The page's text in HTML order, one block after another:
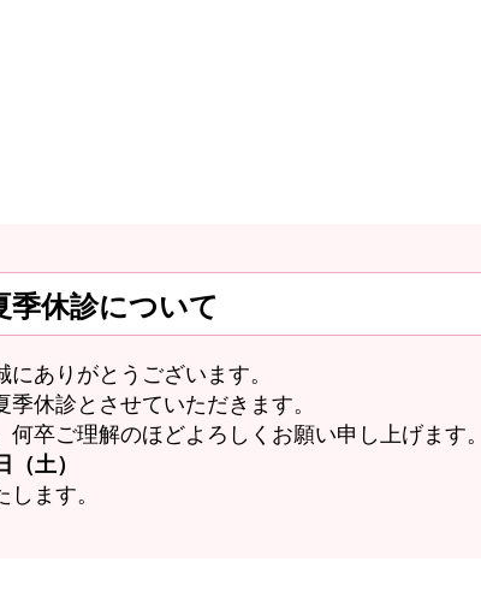
季休診について
ありがとうございます。
休診とさせていただきます。
卒ご理解のほどよろしくお願い申し上げます。
土）
ます。